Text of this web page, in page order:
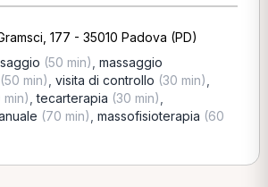
177 - 35010 Padova (PD)
(50 min) massaggio
(50 min) visita di controllo (30 min)
min) ,tecarterapia (30 min)
(70 min) massofisioterapia (60